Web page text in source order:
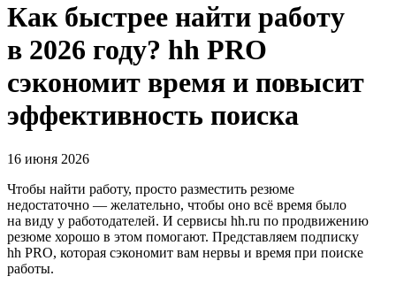
Как быстрее найти работу
в 2026 году? hh PRO
сэкономит время и повысит
эффективность поиска
16 июня 2026
Чтобы найти работу, просто разместить резюме
недостаточно — желательно, чтобы оно всё время было
на виду у работодателей. И сервисы hh.ru по продвижению
резюме хорошо в этом помогают. Представляем подписку
hh PRO, которая сэкономит вам нервы и время при поиске
работы.